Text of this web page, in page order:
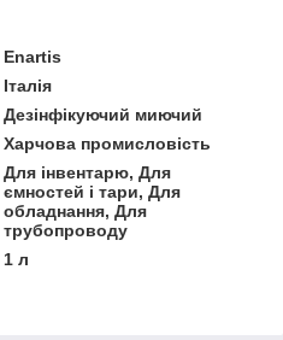
Enartis
Італія
Дезінфікуючий миючий
Харчова промисловість
Для інвентарю, Для
ємностей і тари, Для
обладнання, Для
трубопроводу
1 л